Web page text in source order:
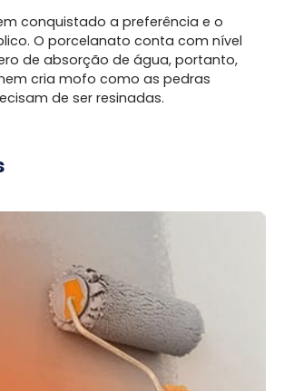
conquistado a preferência e o
O porcelanato conta com nível
de absorção de água, portanto,
cria mofo como as pedras
de ser resinadas.